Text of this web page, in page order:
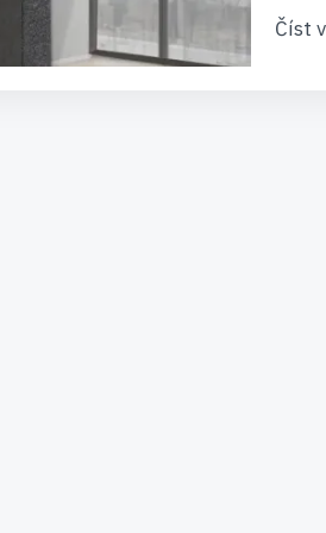
Číst